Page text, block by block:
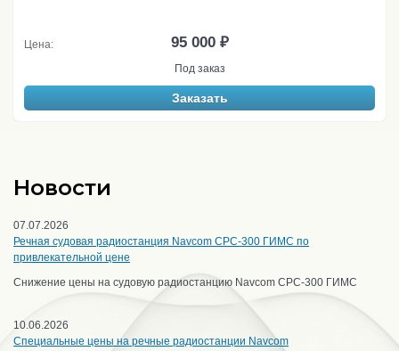
Цена: 95 000 ₽
Под заказ
Заказать
Новости
07.07.2026
Речная судовая радиостанция Navcom CPC-300 ГИМС по
привлекательной цене
Снижение цены на судовую радиостанцию Navcom CPC-300 ГИМС
10.06.2026
Специальные цены на речные радиостанции Navcom